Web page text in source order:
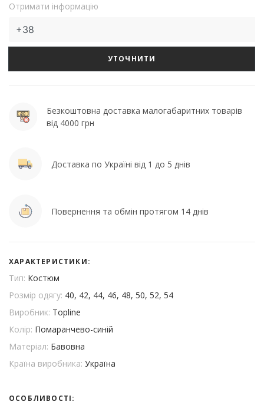
Отримати інформацію
УТОЧНИТИ
Безкоштовна доставка малогабаритних товарів
від 4000 грн
Доставка по Україні від 1 до 5 днів
Повернення та обмін протягом 14 днів
ХАРАКТЕРИСТИКИ:
Тип: Костюм
Розмір одягу: 40, 42, 44, 46, 48, 50, 52, 54
Виробник: Topline
Колір: Помаранчево-синій
Матеріал: Бавовна
Країна виробника: Україна
ОСОБЛИВОСТІ: